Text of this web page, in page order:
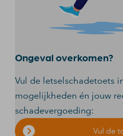
Ongeval overkomen?
Vul de letselschadetoets
mogelijkheden én jouw
schadevergoeding:
Vul de